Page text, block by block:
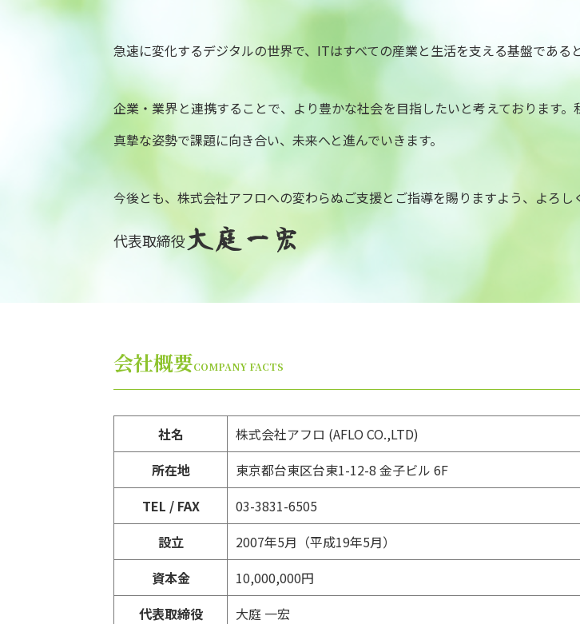
急速に変化するデジタルの世界で、ITはすべての産業と生活を支える基盤である
企業・業界と連携することで、より豊かな社会を目指したいと考えております
真摯な姿勢で課題に向き合い、未来へと進んでいきます。
今後とも、株式会社アフロへの変わらぬご支援とご指導を賜りますよう、よろし
代表取締役大庭一宏
会社概要COMPANY FACTS
社名
株式会社アフロ (AFLO CO.,LTD)
所在地
東京都台東区台東1-12-8 金子ビル 6F
TEL / FAX
03-3831-6505
設立
2007年5月（平成19年5月）
資本金
10,000,000円
代表取締役
大庭 一宏